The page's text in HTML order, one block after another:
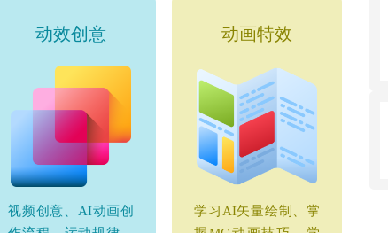
动效创意
视频创意、AI动画创
动画特效
学习AI矢量绘制、掌